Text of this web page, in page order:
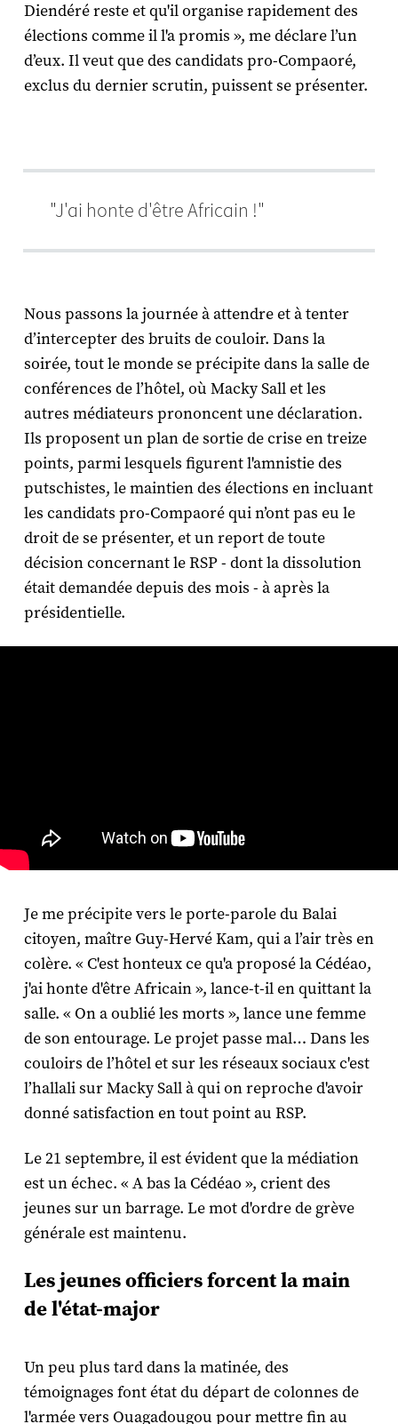
Diendéré reste et qu'il organise rapidement des
élections comme il l'a promis », me déclare l’un
d’eux. Il veut que des candidats pro-Compaoré,
exclus du dernier scrutin, puissent se présenter.
"J'ai honte d'être Africain !"
Nous passons la journée à attendre et à tenter
d’intercepter des bruits de couloir. Dans la
soirée, tout le monde se précipite dans la salle de
conférences de l’hôtel, où Macky Sall et les
autres médiateurs prononcent une déclaration.
Ils proposent un plan de sortie de crise en treize
points, parmi lesquels figurent l'amnistie des
putschistes, le maintien des élections en incluant
les candidats pro-Compaoré qui n’ont pas eu le
droit de se présenter, et un report de toute
décision concernant le RSP - dont la dissolution
était demandée depuis des mois - à après la
présidentielle.
Je me précipite vers le porte-parole du Balai
citoyen, maître Guy-Hervé Kam, qui a l’air très en
colère. « C'est honteux ce qu'a proposé la Cédéao,
j'ai honte d'être Africain », lance-t-il en quittant la
salle. « On a oublié les morts », lance une femme
de son entourage. Le projet passe mal… Dans les
couloirs de l’hôtel et sur les réseaux sociaux c'est
l’hallali sur Macky Sall à qui on reproche d'avoir
donné satisfaction en tout point au RSP.
Le 21 septembre, il est évident que la médiation
est un échec. « A bas la Cédéao », crient des
jeunes sur un barrage. Le mot d'ordre de grève
générale est maintenu.
Les jeunes officiers forcent la main
de l'état-major
Un peu plus tard dans la matinée, des
témoignages font état du départ de colonnes de
l'armée vers Ouagadougou pour mettre fin au